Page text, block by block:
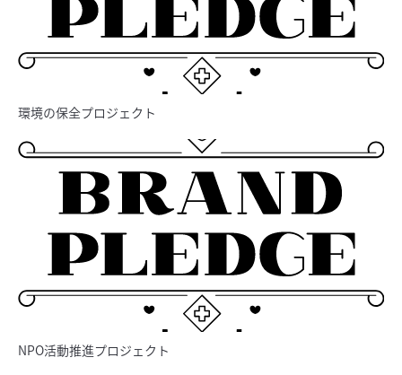
環境の保全プロジェクト
NPO活動推進プロジェクト